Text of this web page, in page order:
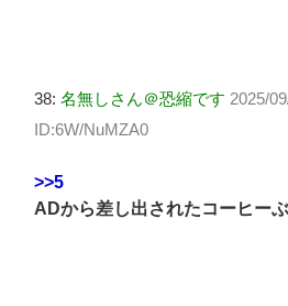
38: 名無しさん＠恐縮です 2025/
ID:6W/NuMZA0
>>5
ADから差し出されたコーヒー